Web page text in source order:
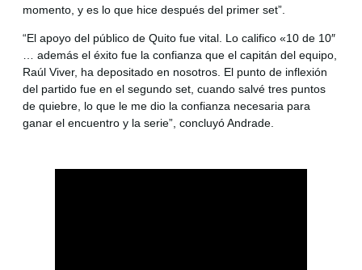
momento, y es lo que hice después del primer set”.
“El apoyo del público de Quito fue vital. Lo califico «10 de 10″
… además el éxito fue la confianza que el capitán del equipo,
Raúl Viver, ha depositado en nosotros. El punto de inflexión
del partido fue en el segundo set, cuando salvé tres puntos
de quiebre, lo que le me dio la confianza necesaria para
ganar el encuentro y la serie”, concluyó Andrade.